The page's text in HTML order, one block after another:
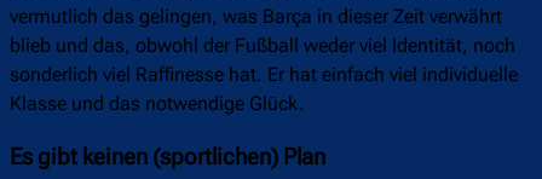
vermutlich das gelingen, was Barça in dieser Zeit verwährt
blieb und das, obwohl der Fußball weder viel Identität, noch
sonderlich viel Raffinesse hat. Er hat einfach viel individuelle
Klasse und das notwendige Glück.
Es gibt keinen (sportlichen) Plan